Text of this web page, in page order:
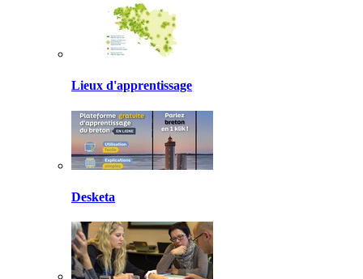
Lieux d'apprentissage
Desketa